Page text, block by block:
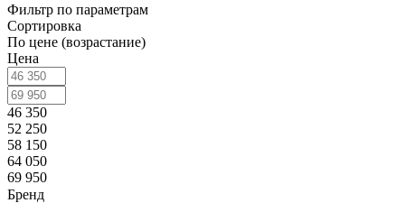
Фильтр по параметрам
Сортировка
По цене (возрастание)
Цена
46 350
52 250
58 150
64 050
69 950
Бренд